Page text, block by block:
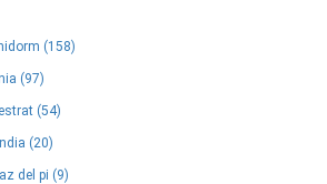
(158)
(97)
(54)
(20)
del pi (9)